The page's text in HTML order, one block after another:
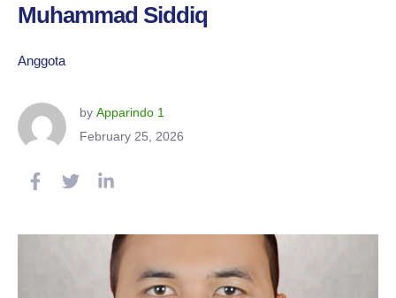
Muhammad Siddiq
Anggota
by Apparindo 1
February 25, 2026